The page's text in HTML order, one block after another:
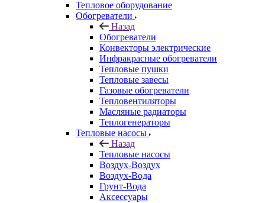
Тепловое оборудование
Обогреватели
Назад
Обогреватели
Конвекторы электрические
Инфракрасные обогреватели
Тепловые пушки
Тепловые завесы
Газовые обогреватели
Тепловентиляторы
Масляные радиаторы
Теплогенераторы
Тепловые насосы
Назад
Тепловые насосы
Воздух-Воздух
Воздух-Вода
Грунт-Вода
Аксессуары